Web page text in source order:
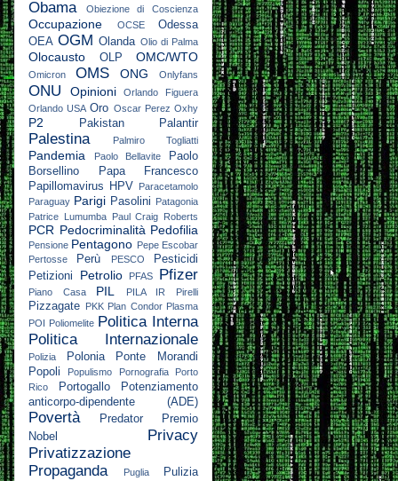
Obama Obiezione di Coscienza
Occupazione OCSE
Odessa
OEA OGM Olanda Olio di Palma
Olocausto OLP OMC/WTO
Omicron OMS ONG Onlyfans
ONU Opinioni
Orlando Figuera
Orlando USA Oro Oscar Perez Oxhy
P2 Pakistan Palantir
Palestina Palmiro Togliatti
Pandemia Paolo Bellavite
Paolo
Borsellino
Papa Francesco
Papillomavirus HPV
Paracetamolo
Paraguay Parigi Pasolini Patagonia
Patrice Lumumba
Paul Craig Roberts
PCR Pedocriminalità Pedofilia
Pensione Pentagono Pepe Escobar
Pertosse
Perù PESCO
Pesticidi
Petizioni
Petrolio PFAS Pfizer
Piano Casa PIL PILA IR Pirelli
Pizzagate PKK Plan Condor Plasma
POI Poliomelite Politica Interna
Politica Internazionale
Polizia Polonia
Ponte Morandi
Popoli
Populismo Pornografia
Porto
Rico
Portogallo
Potenziamento
anticorpo-dipendente (ADE)
Povertà Predator
Premio
Nobel
Privacy
Privatizzazione
Propaganda
Puglia
Pulizia